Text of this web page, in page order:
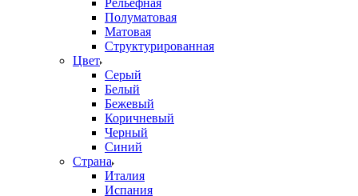
Рельефная
Полуматовая
Матовая
Структурированная
Цвет
Серый
Белый
Бежевый
Коричневый
Черный
Синий
Страна
Италия
Испания